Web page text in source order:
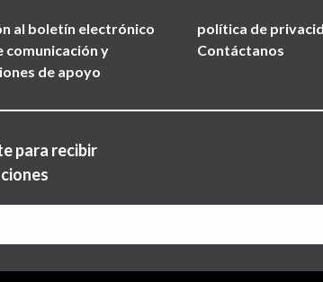
al boletín electrónico
comunicación y
de apoyo
política de
Contáctanos
para recibir